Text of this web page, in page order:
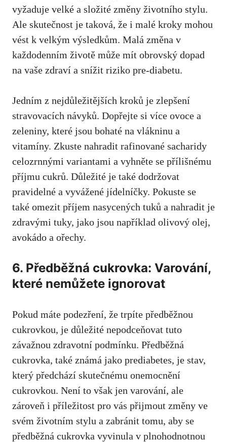
vyžaduje velké a složité změny životního stylu.
Ale skutečnost ⁤je taková, že ‍i malé kroky mohou
vést k velkým výsledkům. Malá změna v
každodenním životě může ‍mít obrovský dopad
⁢na vaše zdraví a snížit riziko pre-diabetu.
Jedním z ⁤nejdůležitějších kroků je​ zlepšení
stravovacích návyků. Dopřejte si ⁤více ovoce a
zeleniny, které⁤ jsou bohaté na ⁢vlákninu a
⁢vitamíny. Zkuste nahradit rafinované sacharidy
celozrnnými variantami a vyhněte se přílišnému
příjmu cukrů. ⁢Důležité je‍ také ​dodržovat
pravidelné a vyvážené ‌jídelníčky. Pokuste se
také omezit příjem nasycených tuků a⁤ nahradit je‌
zdravými tuky, ⁣jako ​jsou‍ například olivový olej,
avokádo a ořechy.
6. Předběžná cukrovka: Varování,
které nemůžete ignorovat
Pokud máte podezření, že trpíte předběžnou
cukrovkou, je ⁤důležité nepodceňovat tuto
závažnou zdravotní‌ podmínku. Předběžná
⁢cukrovka, ‍také známá jako prediabetes, je stav,
který ⁣předchází skutečnému‍ onemocnění
cukrovkou. ⁤Není to však jen varování,⁣ ale
zároveň i ⁤příležitost pro vás přijmout změny ve
svém životním ‍stylu a​ zabránit tomu, aby⁣ se
⁢předběžná ⁣cukrovka​ vyvinula v plnohodnotnou